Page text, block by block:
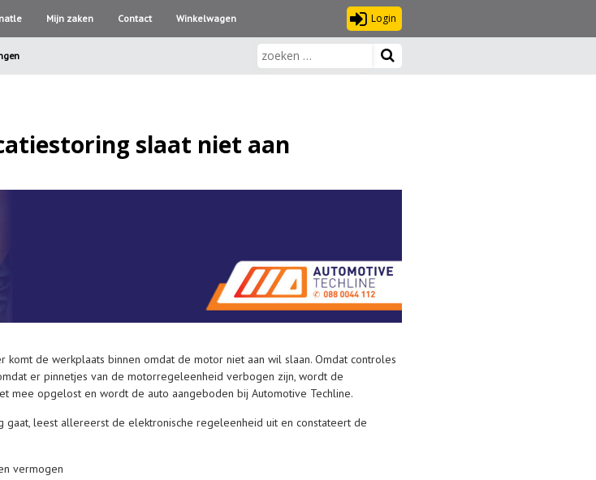
Mijn zaken Contact Winkelwagen Login
slaat niet aan
de werkplaats binnen omdat de motor niet aan wil slaan. Omdat controles
er pinnetjes van de motorregeleenheid verbogen zijn, wordt de
mee opgelost en wordt de auto aangeboden bij Automotive Techline.
leest allereerst de elektronische regeleenheid uit en constateert de
vermogen